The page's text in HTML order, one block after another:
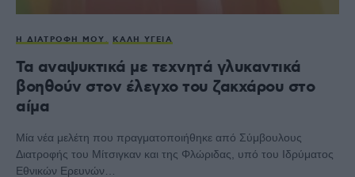
Η ΔΙΑΤΡΟΦΉ ΜΟΥ ΚΑΛΉ ΥΓΕΊΑ
Τα αναψυκτικά με τεχνητά γλυκαντικά
βοηθούν στον έλεγχο του ζακχάρου στο
αίμα
Μία νέα μελέτη που πραγματοποιήθηκε από Σύμβουλους
Διατροφής του Μίτσιγκαν και της Φλώριδας, υπό του Ιδρύματος
Εθνικών Ερευνών…